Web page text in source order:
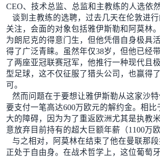
CEO、技术总监、总监和主教练的人选依
谈到主教练的选聘，过去几天在伦敦进
关注，会面的对象包括雅伊斯勒和阿莫林
为朗尼克的得意门生，但他凭借自身极具
得了广泛青睐。虽然年仅38岁，但他已经
了两座亚冠联赛冠军，他推行一种现代且
型足球，这不仅征服了猎头公司，也赢得
可。
然而问题在于要想让雅伊斯勒从这家沙
要支付一笔高达600万欧元的解约金。相比
大的障碍，因为为了重返欧洲尤其是执教
意放弃目前持有的超大巨额年薪（1100万欧
与之相对，阿莫林在结束了他在曼联那
正处于自由身。在战术哲学上，这位葡萄